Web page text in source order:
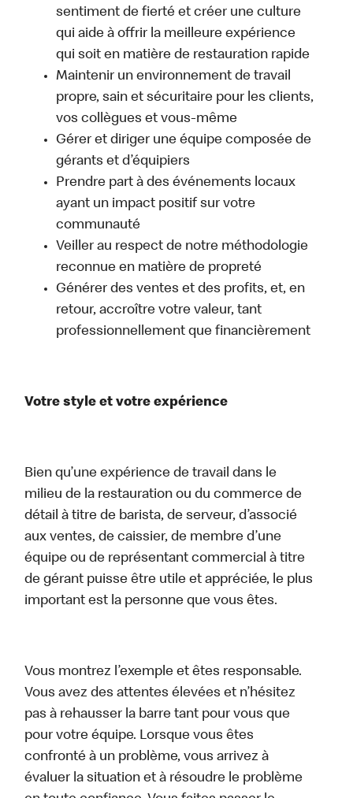
sentiment de fierté et créer une culture
qui aide à offrir la meilleure expérience
qui soit en matière de restauration rapide
Maintenir un environnement de travail
propre, sain et sécuritaire pour les clients,
vos collègues et vous-même
Gérer et diriger une équipe composée de
gérants et d’équipiers
Prendre part à des événements locaux
ayant un impact positif sur votre
communauté
Veiller au respect de notre méthodologie
reconnue en matière de propreté
Générer des ventes et des profits, et, en
retour, accroître votre valeur, tant
professionnellement que financièrement
Votre style et votre expérience
Bien qu’une expérience de travail dans le
milieu de la restauration ou du commerce de
détail à titre de barista, de serveur, d’associé
aux ventes, de caissier, de membre d’une
équipe ou de représentant commercial à titre
de gérant puisse être utile et appréciée, le plus
important est la personne que vous êtes.
Vous montrez l’exemple et êtes responsable.
Vous avez des attentes élevées et n’hésitez
pas à rehausser la barre tant pour vous que
pour votre équipe. Lorsque vous êtes
confronté à un problème, vous arrivez à
évaluer la situation et à résoudre le problème